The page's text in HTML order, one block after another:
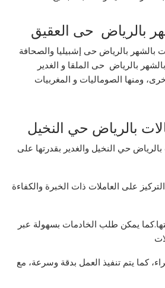
بالرياض حى العقيق
بالرياض حى إشبيليا والصحافة
بالرياض حى الملقا و الغدير
ومنها الصوماليات و المغربيات
بالرياض حي النخيل
حي النخيل والغدير بقدرتها على
على العاملات ذات الخبرة والكفاءة
يمكن طلب الخادمات بسهولة عبر
كما يتم تنفيذ العمل بدقة وسرعة، مع